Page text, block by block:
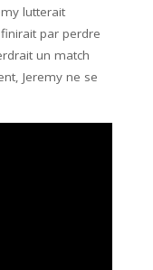
lutterait
par perdre
un match
Jeremy ne se